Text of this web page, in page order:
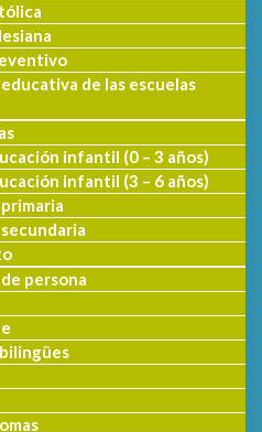
de las escuelas
infantil (0 – 3 años)
infantil (3 – 6 años)
persona